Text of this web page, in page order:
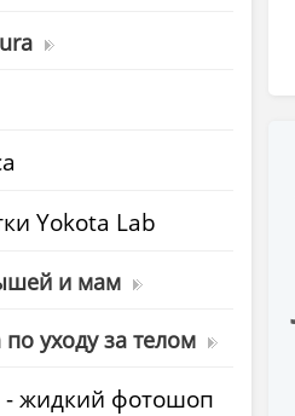
Yokota Lab
и мам
по уходу за телом
- жидкий фотошоп